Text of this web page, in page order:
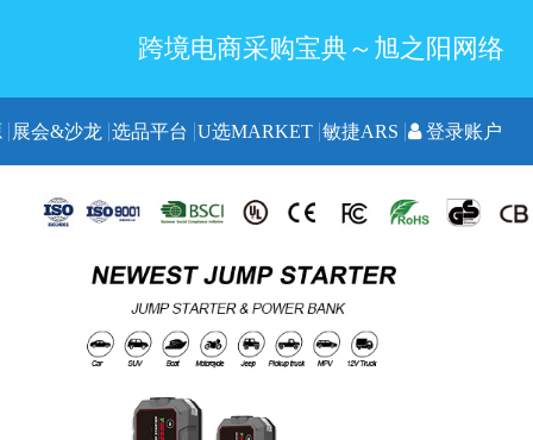
跨境电商采购宝典～旭之阳网络
展会&沙龙 选品平台 U选MARKET 敏捷ARS 登录账户